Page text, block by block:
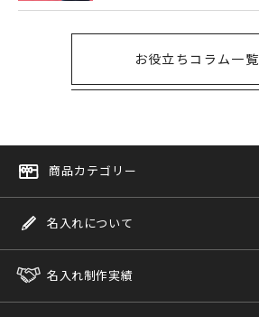
お役立ちコラム一覧
商品カテゴリー
名入れについて
名入れ制作実績